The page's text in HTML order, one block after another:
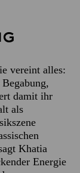
vereint alles:
damit ihr
als
Khatia
Energie